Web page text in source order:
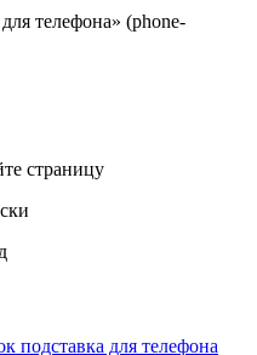
телефона» (phone-
страницу